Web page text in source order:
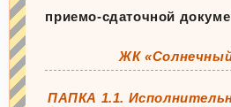
приемо-сдаточной
ЖК
ПАПКА 1.1.